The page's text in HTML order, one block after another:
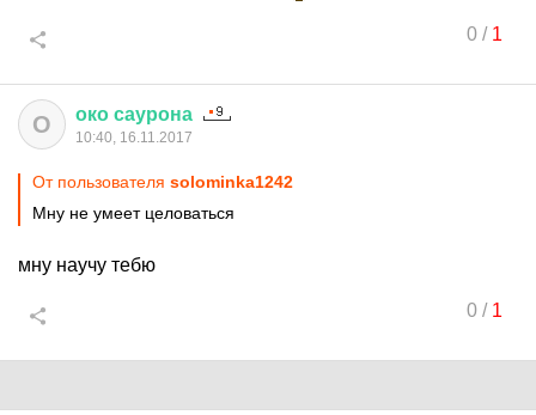
0/ 1
О око саурона
10:40, 16.11.2017
От пользователя solominka1242
Мну не умеет целоваться
мну научу тебю
0/ 1